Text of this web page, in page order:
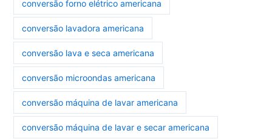
conversão forno elétrico americana
conversão lavadora americana
conversão lava e seca americana
conversão microondas americana
conversão máquina de lavar americana
conversão máquina de lavar e secar americana